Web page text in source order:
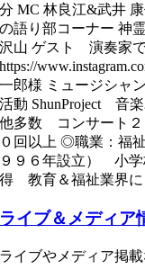
分 MC 林良江&武井
の語り部コーナー 神
沢山 ゲスト 演奏家
https://
一郎様 ミュージシャ
活動 ShunProject 音
他多数 コンサート
０回以上 ◎職業：福
９９６年設立） 小学
得 教育＆福祉業界に
ライブ＆メディア
ライブやメディア掲